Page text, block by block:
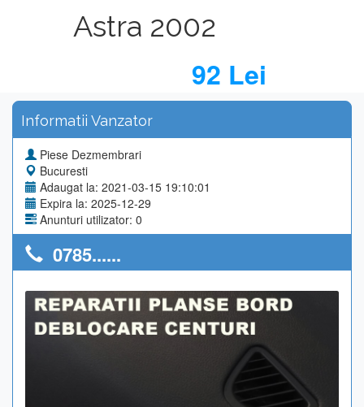
Astra 2002
92 Lei
Informatii Vanzator
Piese Dezmembrari
Bucuresti
Adaugat la: 2021-03-15 19:10:01
Expira la: 2025-12-29
Anunturi utilizator: 0
0785......